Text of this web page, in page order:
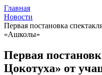
Главная
Новости
Первая постановка
«Ашколы»
Первая
Цокотуха» от